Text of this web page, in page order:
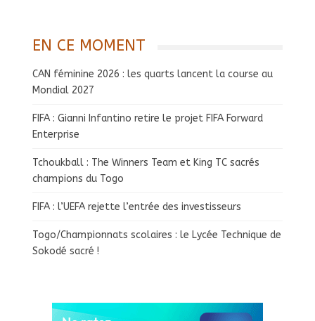
EN CE MOMENT
CAN féminine 2026 : les quarts lancent la course au
Mondial 2027
FIFA : Gianni Infantino retire le projet FIFA Forward
Enterprise
Tchoukball : The Winners Team et King TC sacrés
champions du Togo
FIFA : l’UEFA rejette l’entrée des investisseurs
Togo/Championnats scolaires : le Lycée Technique de
Sokodé sacré !